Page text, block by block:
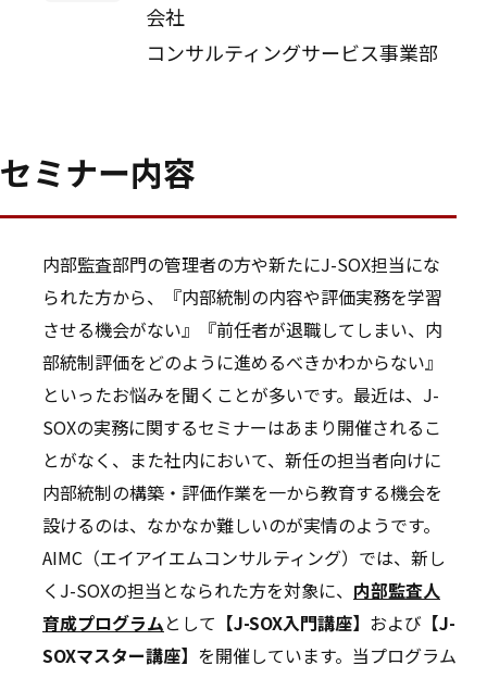
会社
コンサルティングサービス事業部
セミナー内容
内部監査部門の管理者の方や新たにJ-SOX担当にな
られた方から、『内部統制の内容や評価実務を学習
させる機会がない』『前任者が退職してしまい、内
部統制評価をどのように進めるべきかわからない』
といったお悩みを聞くことが多いです。最近は、J-
SOXの実務に関するセミナーはあまり開催されるこ
とがなく、また社内において、新任の担当者向けに
内部統制の構築・評価作業を一から教育する機会を
設けるのは、なかなか難しいのが実情のようです。
AIMC（エイアイエムコンサルティング）では、新し
くJ-SOXの担当となられた方を対象に、 内部監査人
育成プログラムとして 【J-SOX入門講座】 および 【J-
SOXマスター講座】 を開催しています。当プログラム